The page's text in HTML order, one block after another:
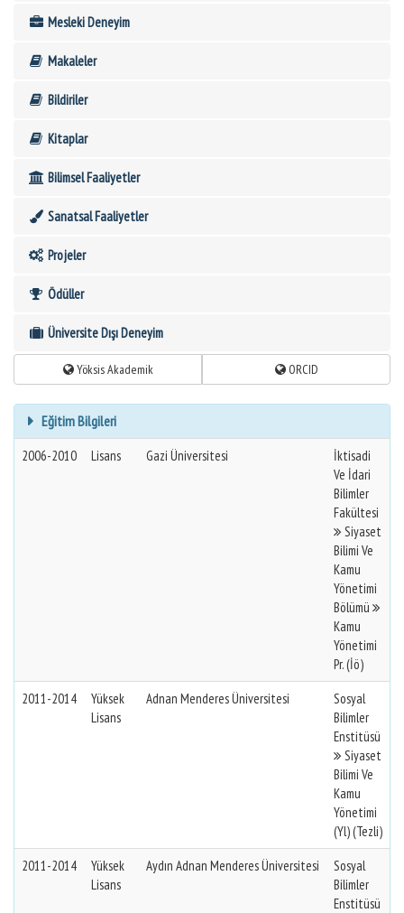
Mesleki Deneyim
Makaleler
Bildiriler
Kitaplar
Bilimsel Faaliyetler
Sanatsal Faaliyetler
Projeler
Ödüller
Üniversite Dışı Deneyim
Yöksis Akademik ORCID
Eğitim Bilgileri
2006-2010 Lisans Gazi Üniversitesi
İktisadi
Ve İdari
Bilimler
Fakültesi
Siyaset
Bilimi Ve
Kamu
Yönetimi
Bölümü
Kamu
Yönetimi
Pr. (İö)
2011-2014
Yüksek
Lisans
Adnan Menderes Üniversitesi
Sosyal
Bilimler
Enstitüsü
Siyaset
Bilimi Ve
Kamu
Yönetimi
(Yl) (Tezli)
2011-2014
Yüksek
Lisans
Aydın Adnan Menderes Üniversitesi
Sosyal
Bilimler
Enstitüsü